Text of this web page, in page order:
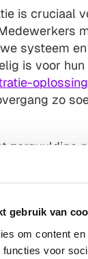
gebruik van
om content
voor
is cruciaal
systeem
is voor
zo
zorgvuldige
van
waarbij
beperken.